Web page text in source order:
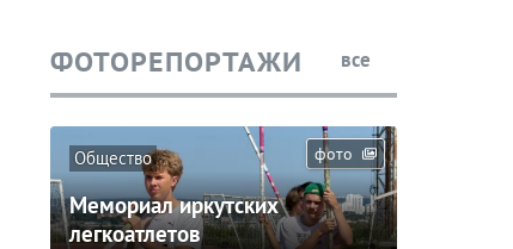
ФОТОРЕПОРТАЖИ все
фото
Общество
Мемориал иркутских
легкоатлетов